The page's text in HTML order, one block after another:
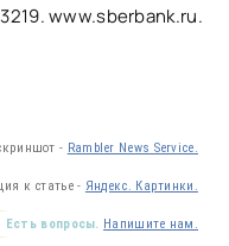
www.sberbank.ru.
- Rambler News Service.
к статье - Яндекс. Картинки.
Есть вопросы. Напишите нам.